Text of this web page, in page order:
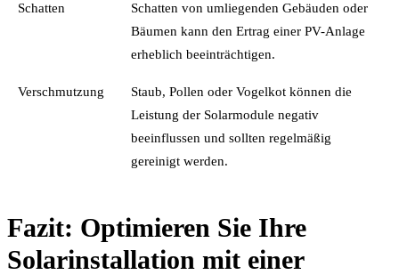
Schatten
Schatten von umliegenden Gebäuden oder
Bäumen kann den Ertrag einer PV-Anlage
erheblich beeinträchtigen.
Verschmutzung
Staub, Pollen oder Vogelkot können die
Leistung der Solarmodule negativ
beeinflussen und sollten regelmäßig
gereinigt werden.
Fazit: Optimieren Sie Ihre
Solarinstallation mit einer